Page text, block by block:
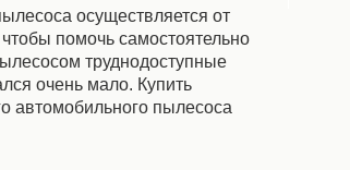
осуществляется от
помочь самостоятельно
труднодоступные
очень мало. Купить
автомобильного пылесоса